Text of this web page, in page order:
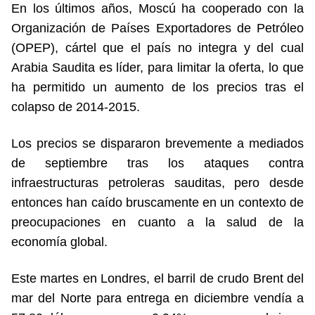
En los últimos años, Moscú ha cooperado con la
Organización de Países Exportadores de Petróleo
(OPEP), cártel que el país no integra y del cual
Arabia Saudita es líder, para limitar la oferta, lo que
ha permitido un aumento de los precios tras el
colapso de 2014-2015.
Los precios se dispararon brevemente a mediados
de septiembre tras los ataques contra
infraestructuras petroleras sauditas, pero desde
entonces han caído bruscamente en un contexto de
preocupaciones en cuanto a la salud de la
economía global.
Este martes en Londres, el barril de crudo Brent del
mar del Norte para entrega en diciembre vendía a